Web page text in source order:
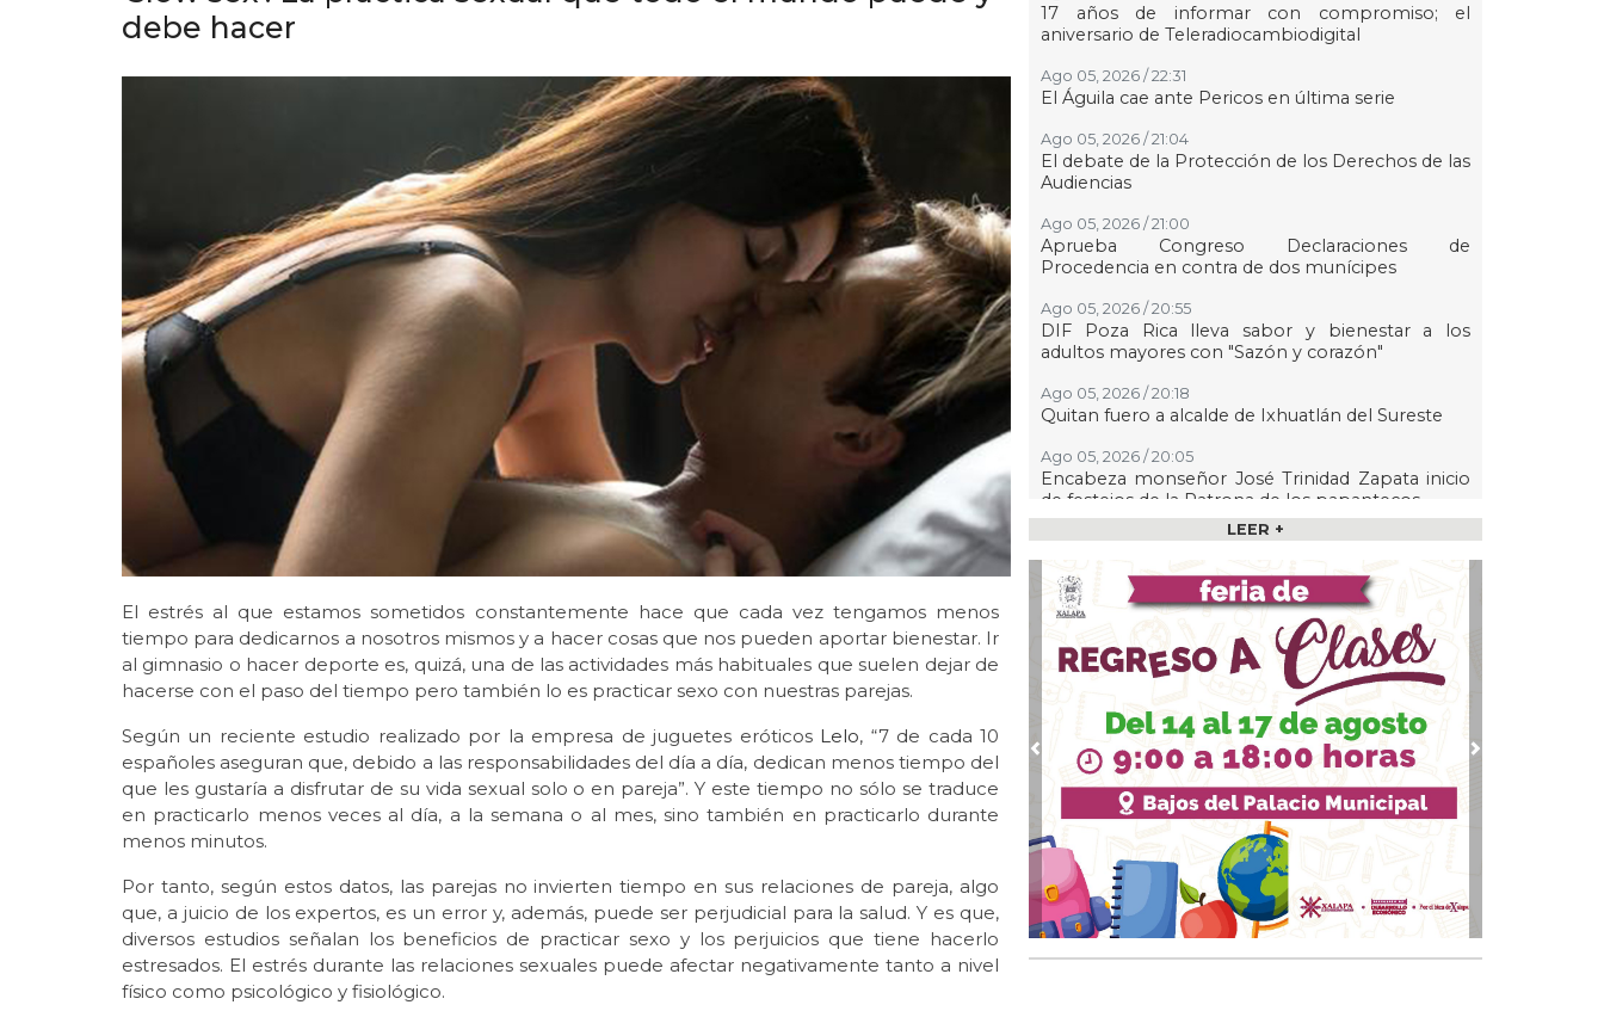
debe hacer
El estrés al que estamos sometidos constantemente hace que cada vez tengamos menos
tiempo para dedicarnos a nosotros mismos y a hacer cosas que nos pueden aportar bienestar. Ir
al gimnasio o hacer deporte es, quizá, una de las actividades más habituales que suelen dejar de
hacerse con el paso del tiempo pero también lo es practicar sexo con nuestras parejas.
Según un reciente estudio realizado por la empresa de juguetes eróticos Lelo, “7 de cada 10
españoles aseguran que, debido a las responsabilidades del día a día, dedican menos tiempo del
que les gustaría a disfrutar de su vida sexual solo o en pareja”. Y este tiempo no sólo se traduce
en practicarlo menos veces al día, a la semana o al mes, sino también en practicarlo durante
menos minutos.
Por tanto, según estos datos, las parejas no invierten tiempo en sus relaciones de pareja, algo
que, a juicio de los expertos, es un error y, además, puede ser perjudicial para la salud. Y es que,
diversos estudios señalan los beneficios de practicar sexo y los perjuicios que tiene hacerlo
estresados. El estrés durante las relaciones sexuales puede afectar negativamente tanto a nivel
físico como psicológico y fisiológico.
17 años de informar con compromiso; el
aniversario de Teleradiocambiodigital
Ago 05, 2026 / 22:31
El Águila cae ante Pericos en última serie
Ago 05, 2026 / 21:04
El debate de la Protección de los Derechos de las
Audiencias
Ago 05, 2026 / 21:00
Aprueba Congreso Declaraciones de
Procedencia en contra de dos munícipes
Ago 05, 2026 / 20:55
DIF Poza Rica lleva sabor y bienestar a los
adultos mayores con "Sazón y corazón"
Ago 05, 2026 / 20:18
Quitan fuero a alcalde de Ixhuatlán del Sureste
Ago 05, 2026 / 20:05
Encabeza monseñor José Trinidad Zapata inicio
de festejos de la Patrona de los papantecos
Ago 05, 2026 / 19:46
Entrega DIF Municipal de Veracruz cerca de 100
credenciales de discapacidad
En Rincón de la Marquesa hubo retiro de árboles
por representar riesgos; no es tala ilegal
Ago 05, 2026 / 18:42
Alcalde de Úrsulo Galván, Veracruz es desaforado
Ago 05, 2026 / 18:17
Alcalde de Úrsulo Galván abandona el Congreso
previo a la votación de su desafuero
Ago 05, 2026 / 18:00
Más boqueños se afilian al Centro Médico Santa
Ana
LEER +
Previous Next